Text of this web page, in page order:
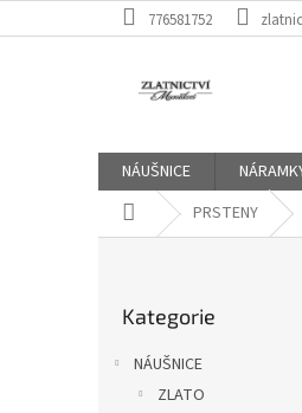
na
776581752
NÁUŠNICE
Domů PRSTENY
kategorie
Kategorie
NÁUŠNICE
ZLATO